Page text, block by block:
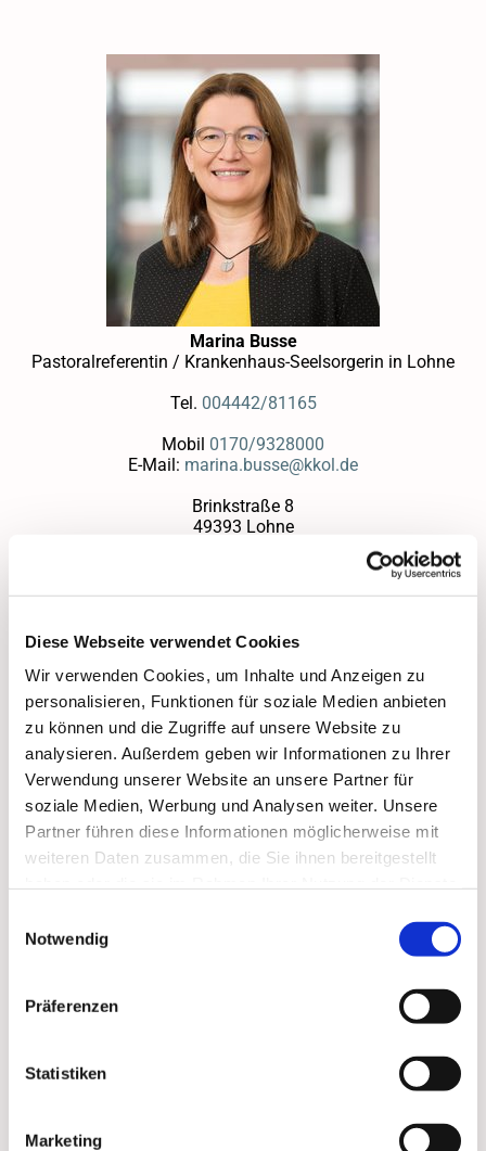
Diese Webseite verwendet Cookies
Wir verwenden Cookies, um Inhalte und Anzeigen zu
personalisieren, Funktionen für soziale Medien anbieten
zu können und die Zugriffe auf unsere Website zu
analysieren. Außerdem geben wir Informationen zu Ihrer
Verwendung unserer Website an unsere Partner für
soziale Medien, Werbung und Analysen weiter. Unsere
Partner führen diese Informationen möglicherweise mit
weiteren Daten zusammen, die Sie ihnen bereitgestellt
Notwendig
Präferenzen
Statistiken
Marketing
Marina Busse
Pastoralreferentin / Krankenhaus-Seelsorgerin in Lohne
Tel. 004442/81165
Mobil 0170/9328000
E-Mail: marina.busse@kkol.de
Brinkstraße 8
49393 Lohne